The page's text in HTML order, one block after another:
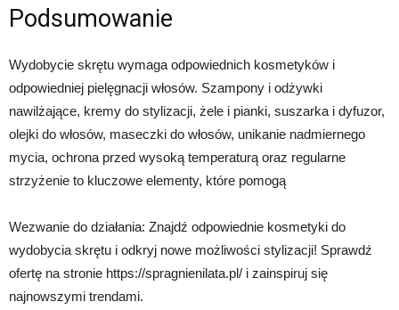
Podsumowanie
Wydobycie skrętu wymaga odpowiednich kosmetyków i
odpowiedniej pielęgnacji włosów. Szampony i odżywki
nawilżające, kremy do stylizacji, żele i pianki, suszarka i dyfuzor,
olejki do włosów, maseczki do włosów, unikanie nadmiernego
mycia, ochrona przed wysoką temperaturą oraz regularne
strzyżenie to kluczowe elementy, które pomogą
Wezwanie do działania: Znajdź odpowiednie kosmetyki do
wydobycia skrętu i odkryj nowe możliwości stylizacji! Sprawdź
ofertę na stronie https://spragnienilata.pl/ i zainspiruj się
najnowszymi trendami.